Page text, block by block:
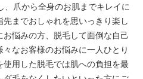
、爪から全身のお肌までキレイに
までおしゃれを思いっきり楽し
悩みの方、脱毛して面倒な自己
なお客様のお悩みに一人ひとり
用した脱毛では肌への負担を最